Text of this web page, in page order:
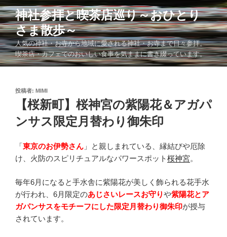
コ
ン
テ
ン
ツ
へ
神社参拝と喫茶店巡り～おひとり
さま散歩～
人気の神社・お寺から地域に愛される神社・お寺まで日々参拝。
喫茶店・カフェでのおいしい食事を気ままに書き綴っています。
投
投稿者: MIMI
【桜新町】桜神宮の紫陽花＆アガパ
ンサス限定月替わり御朱印
「東京のお伊勢さん 」と親しまれている、縁結びや厄除
け、火防のスピリチュアルなパワースポット桜神宮。
毎年6月になると手水舎に紫陽花が美しく飾られる花手水
が行われ、6月限定のあじさいレースお守りや紫陽花とア
ガパンサスをモチーフにした限定月替わり御朱印が授与
されています。